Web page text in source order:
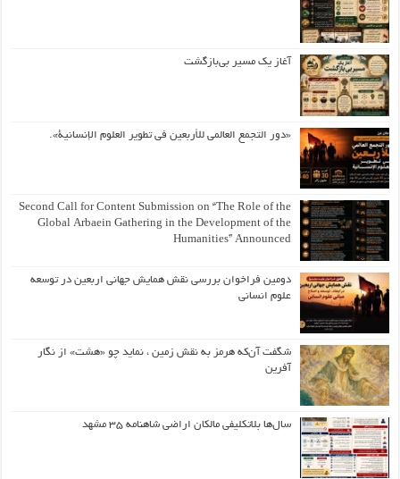
آغاز یک مسیر بی‌بازگشت
«دور التجمع العالمي للأربعين في تطوير العلوم الإنسانية».
Second Call for Content Submission on “The Role of the
Global Arbaein Gathering in the Development of the
Humanities” Announced
دومین فراخوان بررسی نقش همایش جهانی اربعین در توسعه
علوم انسانی
شگفت آن‌که هرمز به نقش زمین ، نماید چو «هشت» از نگار
آفرین
سال‌ها بلاتکلیفی مالکان اراضی شاهنامه ۳۵ مشهد